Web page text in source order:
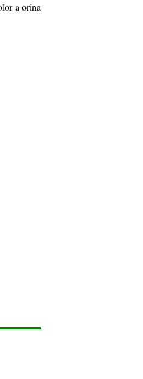
a orina